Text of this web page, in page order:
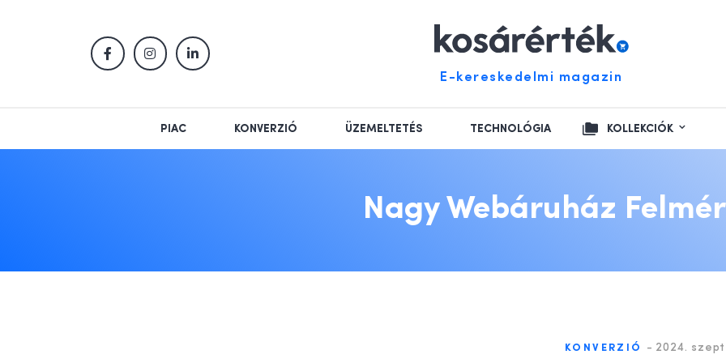
E-kereskedelmi magazin
PIAC KONVERZIÓ ÜZEMELTETÉS TECHNOLÓGIA KOLLEKCIÓK
Nagy Webáruház Felmér
KONVERZIÓ - 2024.